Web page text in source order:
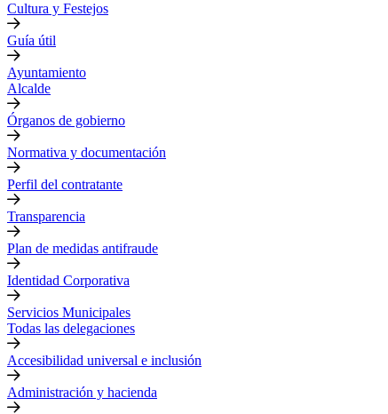
Cultura y Festejos
Guía útil
Ayuntamiento
Alcalde
Órganos de gobierno
Normativa y documentación
Perfil del contratante
Transparencia
Plan de medidas antifraude
Identidad Corporativa
Servicios Municipales
Todas las delegaciones
Accesibilidad universal e inclusión
Administración y hacienda